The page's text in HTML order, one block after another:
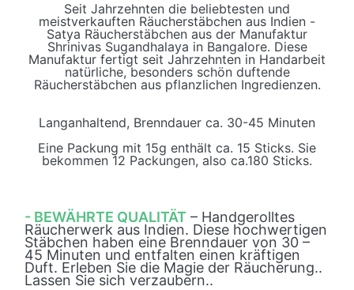
Seit Jahrzehnten die beliebtesten und
meistverkauften Räucherstäbchen aus Indien -
Satya Räucherstäbchen aus der Manufaktur
Shrinivas Sugandhalaya in Bangalore. Diese
Manufaktur fertigt seit Jahrzehnten in Handarbeit
natürliche, besonders schön duftende
Räucherstäbchen aus pflanzlichen Ingredienzen.
Langanhaltend, Brenndauer ca. 30-45 Minuten
Eine Packung mit 15g enthält ca. 15 Sticks. Sie
bekommen 12 Packungen, also ca.180 Sticks.
- BEWÄHRTE QUALITÄT – Handgerolltes
Räucherwerk aus Indien. Diese hochwertigen
Stäbchen haben eine Brenndauer von 30 –
45 Minuten und entfalten einen kräftigen
Duft. Erleben Sie die Magie der Räucherung..
Lassen Sie sich verzaubern..